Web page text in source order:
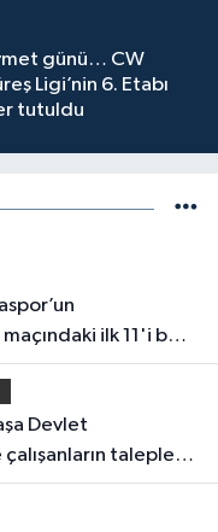
günü… CW
Ligi’nin 6. Etabı
tutuldu
ilk 11'i belli
talepleri